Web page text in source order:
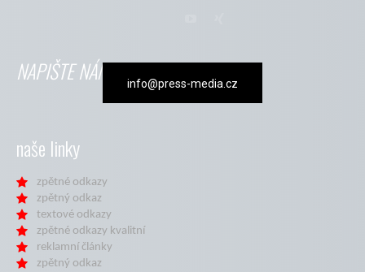
NAPIŠTE NÁM info@press-media.cz
naše linky
zpětné odkazy
zpětný odkaz
textové odkazy
zpětné odkazy kvalitní
reklamní články
zpětný odkaz